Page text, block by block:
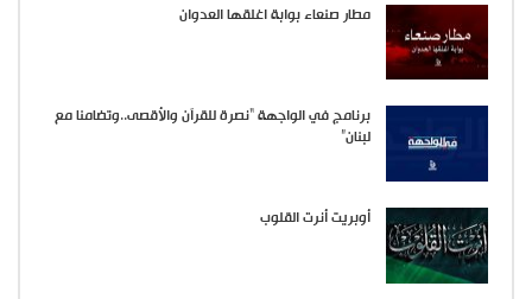
مطار صنعاء بوابة اغلقها العدوان
برنامج في الواجهة “نصرة للقرآن والأقصى..وتضامنا مع
لبنان”
أوبريت أنرت القلوب